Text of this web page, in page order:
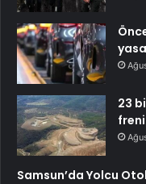
23
Samsun’da Yolcu